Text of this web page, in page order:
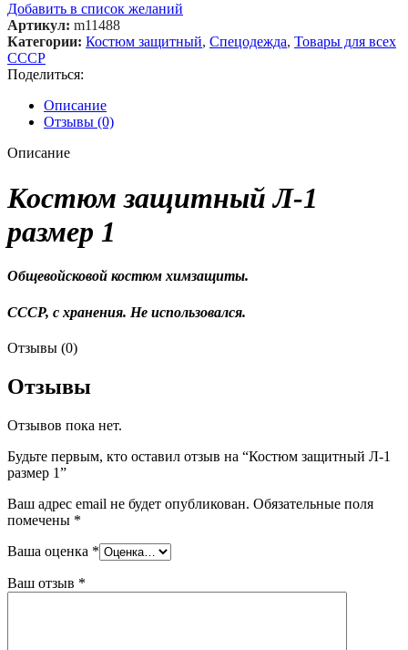
Добавить в список желаний
Артикул: m11488
Категории: Костюм защитный, Спецодежда, Товары для всех
СССР
Поделиться:
Описание
Отзывы (0)
Описание
Костюм защитный Л-1
размер 1
Общевойсковой костюм химзащиты.
СССР, с хранения. Не использовался.
Отзывы (0)
Отзывы
Отзывов пока нет.
Будьте первым, кто оставил отзыв на “Костюм защитный Л-1
размер 1”
Ваш адрес email не будет опубликован. Обязательные поля
помечены *
Ваша оценка *
Ваш отзыв *